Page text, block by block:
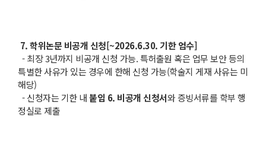
7. 학위논문 비공개 신청[~2026.6.30. 기한 엄수]
- 최장 3년까지 비공개 신청 가능. 특허출원 혹은 업무 보안 등의
특별한 사유가 있는 경우에 한해 신청 가능(학술지 게재 사유는 미
해당)
- 신청자는 기한 내붙임 6. 비공개 신청서와 증빙서류를 학부 행
정실로 제출